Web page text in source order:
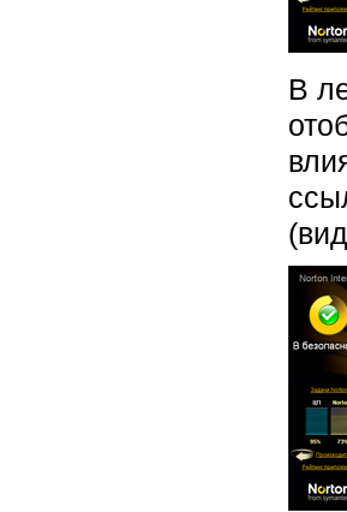
В